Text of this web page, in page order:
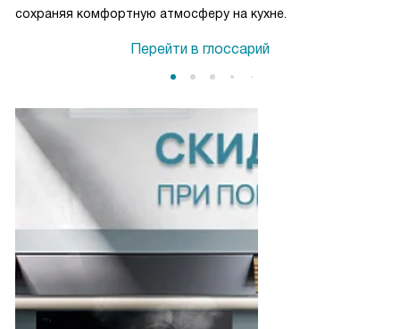
сохраняя комфортную атмосферу на кухне.
Перейти в глоссарий